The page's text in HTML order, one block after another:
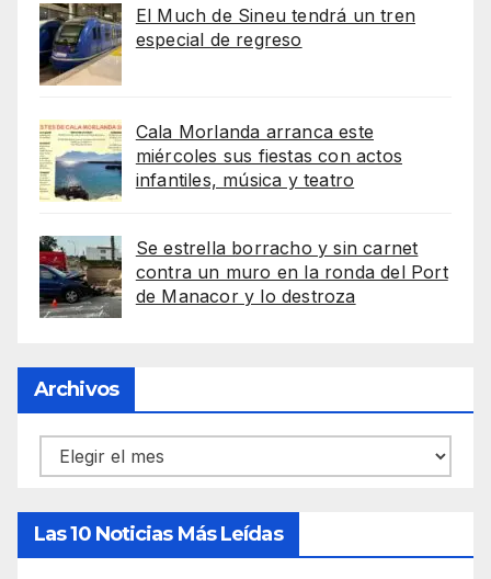
El Much de Sineu tendrá un tren
especial de regreso
Cala Morlanda arranca este
miércoles sus fiestas con actos
infantiles, música y teatro
Se estrella borracho y sin carnet
contra un muro en la ronda del Port
de Manacor y lo destroza
Archivos
Archivos
Las 10 Noticias Más Leídas